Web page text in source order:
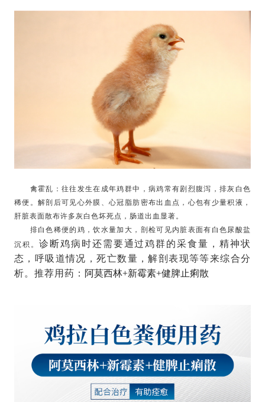
禽霍乱：往往发生在成年鸡群中，病鸡常有剧烈腹泻，排灰白色
稀便。解剖后可见心外膜、心冠脂肪密布出血点，心包有少量积液，
肝脏表面散布许多灰白色坏死点，肠道出血显著。
排白色稀便的鸡，饮水量加大，剖检可见内脏表面有白色尿酸盐
沉积。 诊断鸡病时还需要通过鸡群的采食量，精神状
态，呼吸道情况，死亡数量，解剖表现等等来综合分
析。 推荐用药： 阿莫西林+新霉素+健脾止痢散